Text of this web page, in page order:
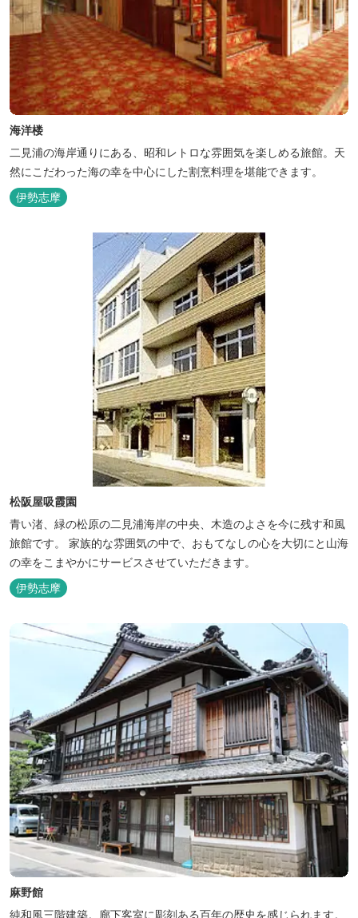
海洋楼
二見浦の海岸通りにある、昭和レトロな雰囲気を楽しめる旅館。天
然にこだわった海の幸を中心にした割烹料理を堪能できます。
伊勢志摩
松阪屋吸霞園
青い渚、緑の松原の二見浦海岸の中央、木造のよさを今に残す和風
旅館です。 家族的な雰囲気の中で、おもてなしの心を大切にと山海
の幸をこまやかにサービスさせていただきます。
伊勢志摩
麻野館
純和風三階建築。廊下客室に彫刻ある百年の歴史を感じられます。